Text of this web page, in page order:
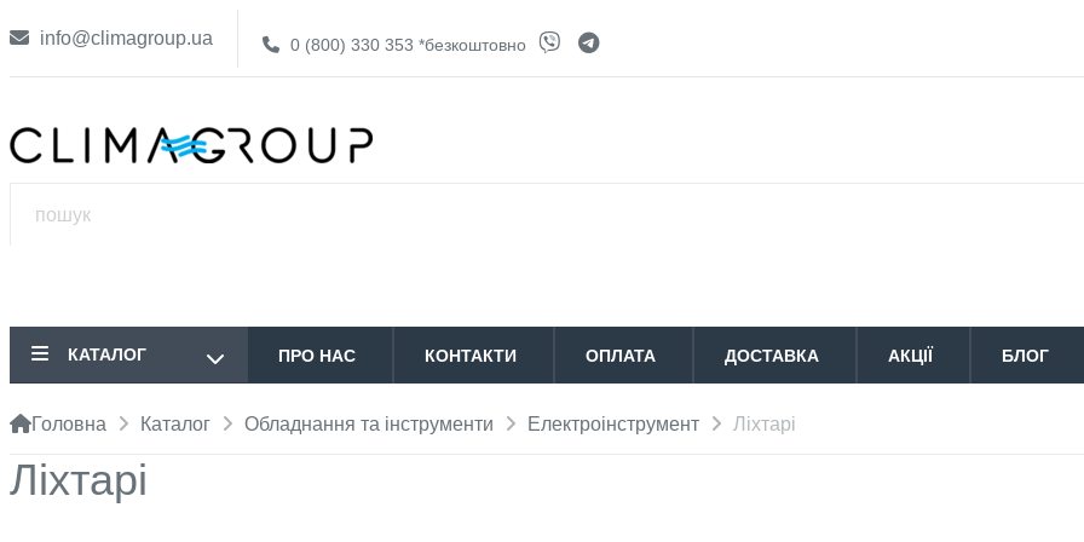
info@climagroup.ua 0 (800) 330 353 *безкоштовно
КАТАЛОГ ПРО НАС КОНТАКТИ ОПЛАТА ДОСТАВКА АКЦІЇ БЛОГ
Головна Каталог Обладнання та інструменти Електроінструмент Ліхтарі
Ліхтарі